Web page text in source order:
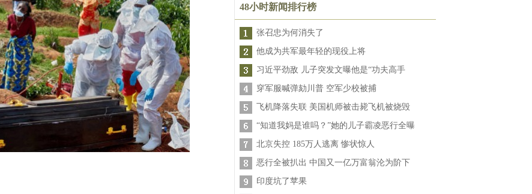
48小时新闻排行榜
张召忠为何消失了
他成为共军最年轻的现役上将
习近平劲敌 儿子突发文曝他是“功夫高手
穿军服喊弹劾川普 空军少校被捕
飞机降落失联 美国机师被击毙飞机被烧毁
“知道我妈是谁吗？”她的儿子霸凌恶行全曝
北京失控 185万人逃离 惨状惊人
恶行全被扒出 中国又一亿万富翁沦为阶下
印度坑了苹果